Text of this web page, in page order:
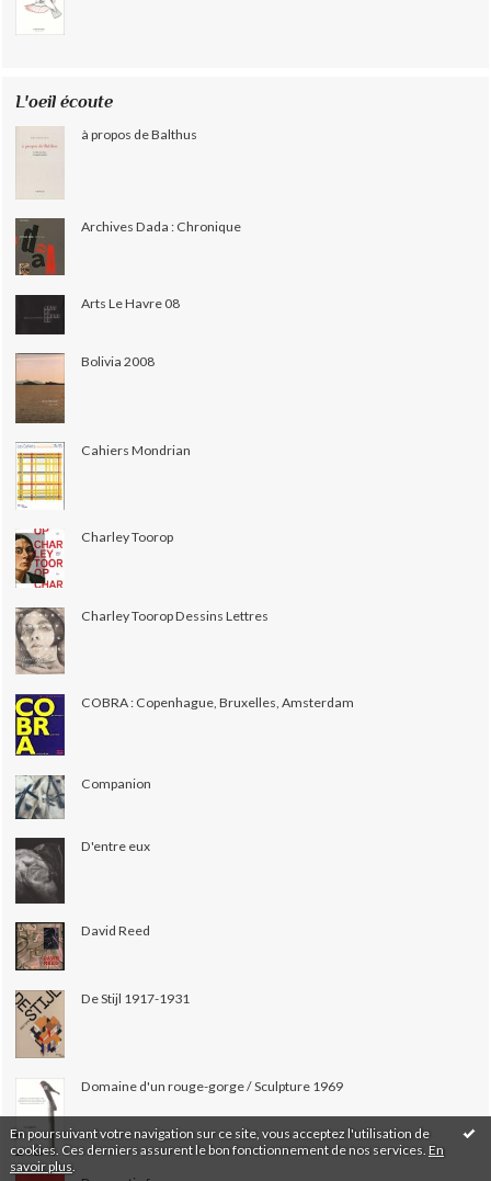
En poursuivant votre navigation sur ce site, vous acceptez l'utilisation de
cookies. Ces derniers assurent le bon fonctionnement de nos services. En
savoir plus
L'oeil écoute
à propos de Balthus
Archives Dada : Chronique
Arts Le Havre 08
Bolivia 2008
Cahiers Mondrian
Charley Toorop
Charley Toorop Dessins Lettres
COBRA : Copenhague, Bruxelles, Amsterdam
Companion
D'entre eux
David Reed
De Stijl 1917-1931
Domaine d'un rouge-gorge / Sculpture 1969